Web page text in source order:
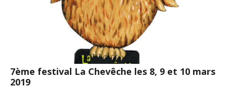
7ème festival La Chevêche les 8, 9 et 10 mars
2019